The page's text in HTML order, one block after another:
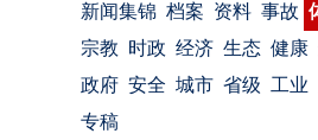
新闻集锦 档案 资料 事故
宗教 时政 经济 生态 健康
政府 安全 城市 省级 工业
专稿